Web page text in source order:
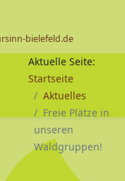
bielefeld.de
Aktuelle Seite:
Startseite
Aktuelles
Freie Plätze in
unseren
Waldgruppen!